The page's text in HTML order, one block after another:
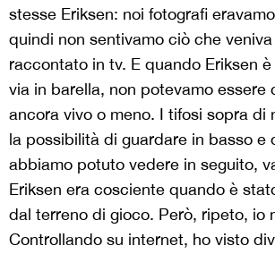
stesse Eriksen: noi fotografi
quindi non sentivamo ciò che
raccontato in tv. E quando Eriksen
via in barella, non potevamo essere
ancora vivo o meno. I tifosi sopra di
la possibilità di guardare in basso e
abbiamo potuto vedere in seguito,
Eriksen era cosciente quando è
dal terreno di gioco. Però, ripeto, io
Controllando su internet, ho visto